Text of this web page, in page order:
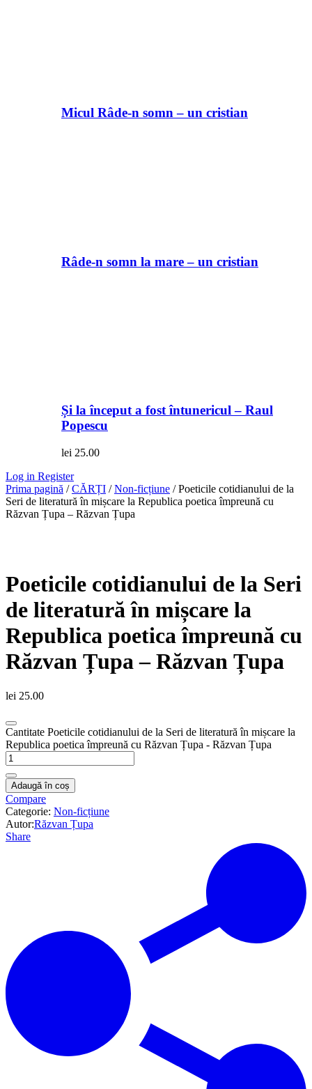
Micul Râde-n somn – un cristian
Râde-n somn la mare – un cristian
Și la început a fost întunericul – Raul
Popescu
lei 25.00
Log in Register
Prima pagină /CĂRȚI /Non-ficțiune / Poeticile cotidianului de la
Seri de literatură în mișcare la Republica poetica împreună cu
Răzvan Țupa – Răzvan Țupa
Poeticile cotidianului de la Seri
de literatură în mișcare la
Republica poetica împreună cu
Răzvan Țupa – Răzvan Țupa
lei 25.00
Cantitate Poeticile cotidianului de la Seri de literatură în mișcare la
Republica poetica împreună cu Răzvan Țupa - Răzvan Țupa
Adaugă în coș
Compare
Categorie: Non-ficțiune
Autor:Răzvan Țupa
Share